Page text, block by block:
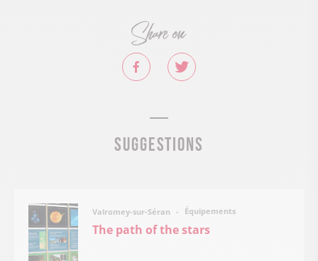
Share on
Suggestions
Valromey-sur-Séran Équipements
The path of the stars